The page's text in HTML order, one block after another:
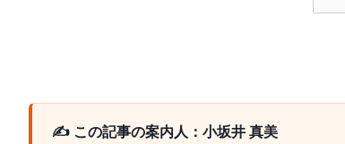
✍️ この記事の案内人：小坂井 真美